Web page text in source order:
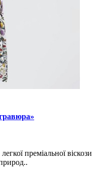
преміальної віскози